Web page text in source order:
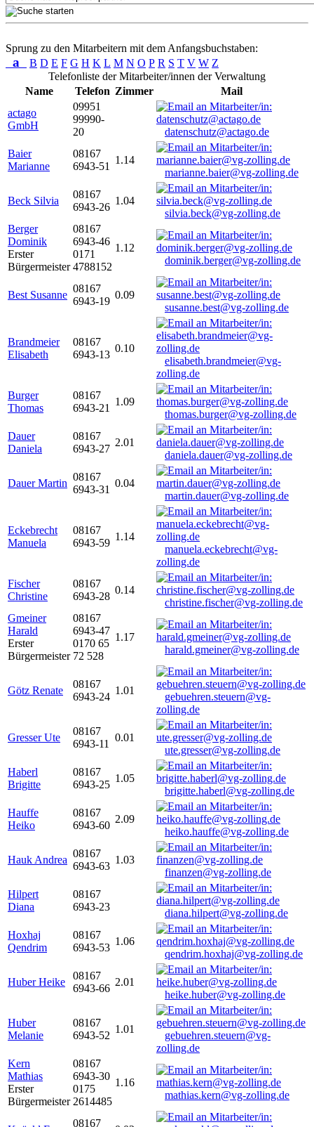
Sprung zu den Mitarbeitern mit dem Anfangsbuchstaben:
a B D E F G H K L M N O P R S T V W Z
Telefonliste der Mitarbeiter/innen der Verwaltung
Name
Telefon Zimmer
Mail
actago
GmbH
09951
99990-
20
datenschutz@actago.de
Baier
Marianne
08167
6943-51
1.14
marianne.baier@vg-zolling.de
Beck Silvia
08167
6943-26
1.04
silvia.beck@vg-zolling.de
Berger
Dominik
Erster
Bürgermeister
08167
6943-46
0171
4788152
1.12
dominik.berger@vg-zolling.de
Best Susanne
08167
6943-19
0.09
susanne.best@vg-zolling.de
Brandmeier
Elisabeth
08167
6943-13
0.10
elisabeth.brandmeier@vg-
zolling.de
Burger
Thomas
08167
6943-21
1.09
thomas.burger@vg-zolling.de
Dauer
Daniela
08167
6943-27
2.01
daniela.dauer@vg-zolling.de
Dauer Martin
08167
6943-31
0.04
martin.dauer@vg-zolling.de
Eckebrecht
Manuela
08167
6943-59
1.14
manuela.eckebrecht@vg-
zolling.de
Fischer
Christine
08167
6943-28
0.14
christine.fischer@vg-zolling.de
Gmeiner
Harald
Erster
Bürgermeister
08167
6943-47
0170 65
72 528
1.17
harald.gmeiner@vg-zolling.de
Götz Renate
08167
6943-24
1.01
gebuehren.steuern@vg-
zolling.de
Gresser Ute
08167
6943-11
0.01
ute.gresser@vg-zolling.de
Haberl
Brigitte
08167
6943-25
1.05
brigitte.haberl@vg-zolling.de
Hauffe
Heiko
08167
6943-60
2.09
heiko.hauffe@vg-zolling.de
Hauk Andrea
08167
6943-63
1.03
finanzen@vg-zolling.de
Hilpert
Diana
08167
6943-23
diana.hilpert@vg-zolling.de
Hoxhaj
Qendrim
08167
6943-53
1.06
qendrim.hoxhaj@vg-zolling.de
Huber Heike
08167
6943-66
2.01
heike.huber@vg-zolling.de
Huber
Melanie
08167
6943-52
1.01
gebuehren.steuern@vg-
zolling.de
Kern
Mathias
Erster
Bürgermeister
08167
6943-30
0175
2614485
1.16
mathias.kern@vg-zolling.de
08167